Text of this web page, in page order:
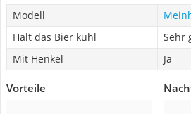
Modell
Hält das Bier kühl
Sehr
Mit Henkel
Ja
Vorteile